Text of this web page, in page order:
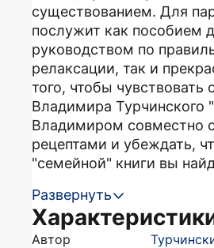
существованием. Для
послужит как пособием
руководством по
релаксации, так и
того, чтобы
Владимира Турчинского
Владимиром совместно
рецептами и убеждать,
"семейной" книги вы
Развернуть
Автор